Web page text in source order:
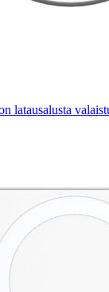
latausalusta